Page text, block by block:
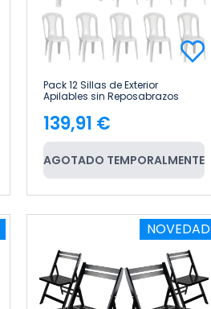
Pack 12 Sillas de Exterior
Apilables sin Reposabrazos
Precio
139,91 €
AGOTADO TEMPORALMENTE
NOVEDAD